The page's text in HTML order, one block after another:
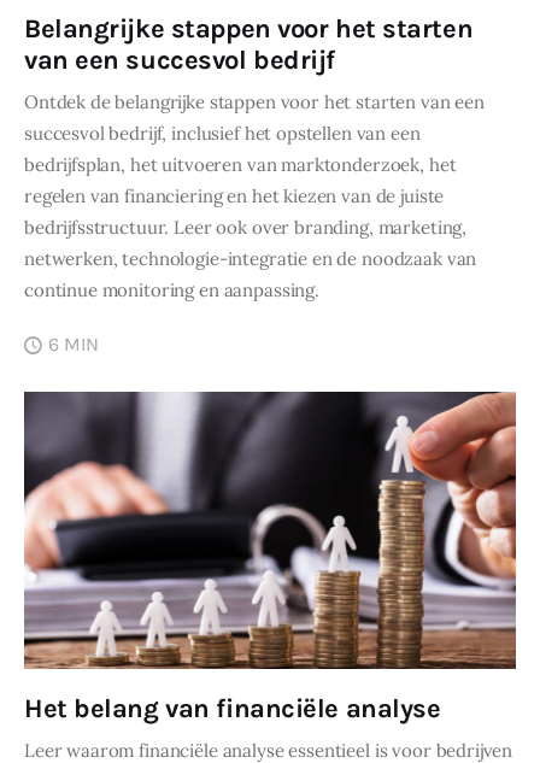
Belangrijke stappen voor het starten
van een succesvol bedrijf
Ontdek de belangrijke stappen voor het starten van een
succesvol bedrijf, inclusief het opstellen van een
bedrijfsplan, het uitvoeren van marktonderzoek, het
regelen van financiering en het kiezen van de juiste
bedrijfsstructuur. Leer ook over branding, marketing,
netwerken, technologie-integratie en de noodzaak van
continue monitoring en aanpassing.
6 MIN
Het belang van financiële analyse
Leer waarom financiële analyse essentieel is voor bedrijven